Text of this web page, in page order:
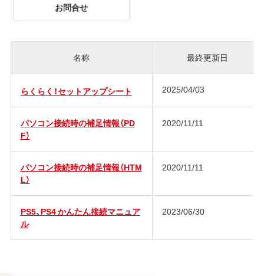
お問合せ
名称 最終更新日
らくらく！セットアップシート 2025/04/03
パソコン接続時の補足情報（PD
F）
2020/11/11
パソコン接続時の補足情報（HTM
L）
2020/11/11
PS5、PS4 かんたん接続マニュア
ル
2023/06/30